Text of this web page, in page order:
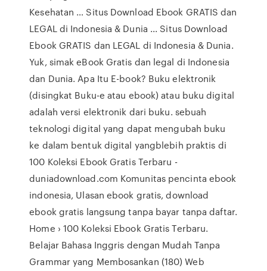
Kesehatan … Situs Download Ebook GRATIS dan
LEGAL di Indonesia & Dunia ... Situs Download
Ebook GRATIS dan LEGAL di Indonesia & Dunia.
Yuk, simak eBook Gratis dan legal di Indonesia
dan Dunia. Apa Itu E-book? Buku elektronik
(disingkat Buku-e atau ebook) atau buku digital
adalah versi elektronik dari buku. sebuah
teknologi digital yang dapat mengubah buku
ke dalam bentuk digital yangblebih praktis di
100 Koleksi Ebook Gratis Terbaru -
duniadownload.com Komunitas pencinta ebook
indonesia, Ulasan ebook gratis, download
ebook gratis langsung tanpa bayar tanpa daftar.
Home › 100 Koleksi Ebook Gratis Terbaru.
Belajar Bahasa Inggris dengan Mudah Tanpa
Grammar yang Membosankan (180) Web